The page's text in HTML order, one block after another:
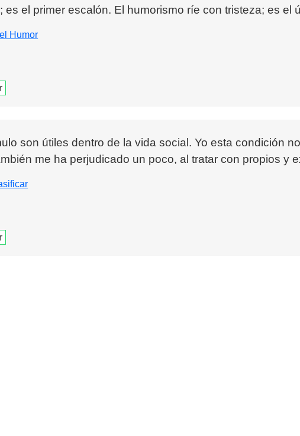
es el primer escalón. El humorismo ríe con tristeza; es el
Humor
son útiles dentro de la vida social. Yo esta condición
me ha perjudicado un poco, al tratar con propios y